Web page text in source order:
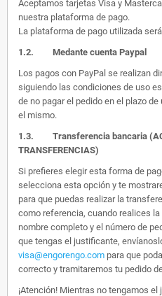
Aceptamos tarjetas Visa y
nuestra plataforma de pago.
La plataforma de pago utilizada
1.2. Medante cuenta Paypal
Los pagos con PayPal se realizan
siguiendo las condiciones de uso
de no pagar el pedido en el plazo
el mismo.
1.3. Transferencia bancaria
TRANSFERENCIAS)
Si prefieres elegir esta forma de
selecciona esta opción y te
para que puedas realizar la
como referencia, cuando realices
nombre completo y el número de
que tengas el justificante,
visa@engorengo.com para que
correcto y tramitaremos tu pedido
¡Atención! Mientras no tengamos